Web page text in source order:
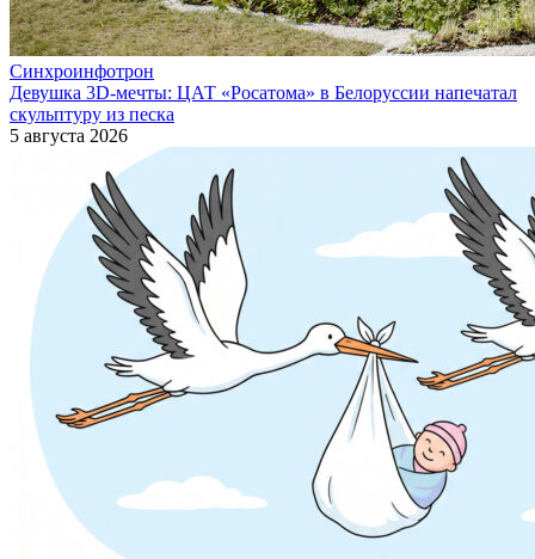
Синхроинфотрон
Девушка 3D-мечты: ЦАТ «Росатома» в Белоруссии напечатал
скульптуру из песка
5 августа 2026